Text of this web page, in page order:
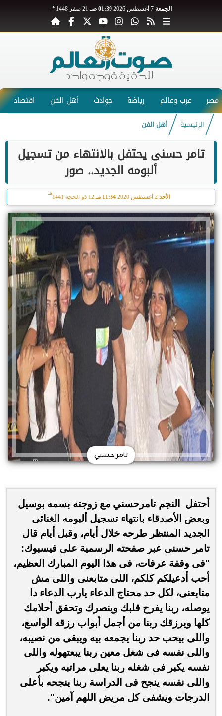
الجمعة 7 أغسطس 2026 01:39 صـ 21 صفر 1448 هـ
عرب وعالم رياضة حوادث أهل الفن اقتصاد
الرئيسية أهل الفن
تامر حسنى يحتفل بالانتهاء من تسجيل
ألبومه الجديد.. صور
الأحد 2 أغسطس 2020 11:34 مـ 12 ذو الحجة 1441
هـ
تامر حسني
أحتفل النجم تامرحسني مع زوجته بسمه بوسيل
وبعض الأصدقاء بانتهاء تسجيل ألبومه الغنائى
الجديد المنتظر طرحه خلال أيام، وقبل أيام قال
تامر حسنى عبر صفحته الرسمية على فيسبوك:
"فى وقفة عرفات، فى هذا اليوم المبارك العظيم،
أحب أدعيلكم كلكم، اللى متابعنى واللى مش
متابعنى، لكل حد محتاج الدعاء يارب الدعاء دا
يوصله، ربنا يفرح قلبك وينصرك وتحقق أحلامك
كلها ويرزقك ربنا من أجمل أبواب رزقه الواسع،
واللى بيحب حد ربنا يجمعه بيه ويبقى من نصيبه،
واللى نفسه فى شغل معين ربنا يبعتهوله واللى
نفسه يكبر فى شغله ربنا يعلى مراتبه ويكبر
واللى نفسه ينجح فى الدراسة ربنا ينجحه بأعلى
الدرجات ويشفى كل مريض اللهم آمين".